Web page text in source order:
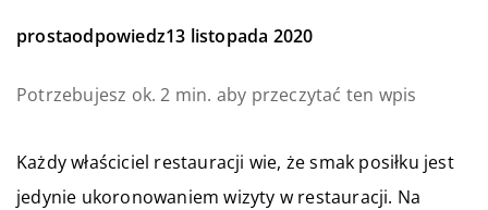
prostaodpowiedz13 listopada 2020
Potrzebujesz ok. 2 min. aby przeczytać ten wpis
Każdy właściciel restauracji wie, że smak posiłku jest
jedynie ukoronowaniem wizyty w restauracji. Na